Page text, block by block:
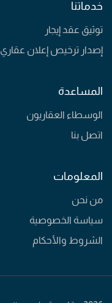
خدماتنا
توثيق عقد إيجار
إصدار ترخيص إعلان عقاري
المساعدة
الوسطاء العقاريون
اتصل بنا
المعلومات
من نحن
سياسة الخصوصية
الشروط والأحكام